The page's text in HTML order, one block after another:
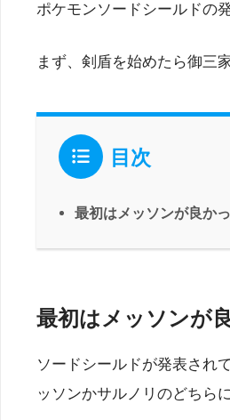
ポケモンソードシールドの
まず、剣盾を始めたら御三
目次
最初はメッソンが良か
最初はメッソンが
ソードシールドが発表され
ッソンかサルノリのどちら